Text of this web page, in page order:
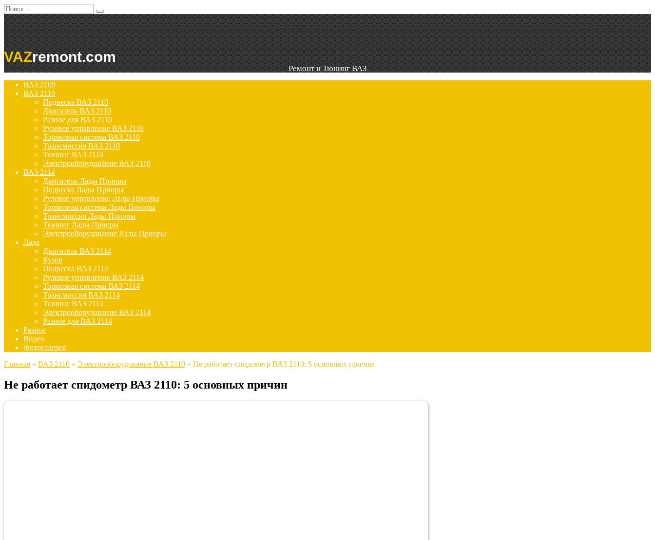
Перейти
к
содержанию
Search
for:
VAZremont.com
Ремонт и Тюнинг ВАЗ
ВАЗ 2109
ВАЗ 2110
Подвеска ВАЗ 2110
Двигатель ВАЗ 2110
Разное для ВАЗ 2110
Рулевое управление ВАЗ 2110
Тормозная система ВАЗ 2110
Трансмиссия ВАЗ 2110
Тюнинг ВАЗ 2110
Электрооборудование ВАЗ 2110
ВАЗ 2114
Двигатель Лады Приоры
Подвеска Лады Приоры
Рулевое управление Лады Приоры
Тормозная система Лады Приоры
Трансмиссия Лады Приоры
Тюнинг Лады Приоры
Электрооборудование Лады Приоры
Лада
Двигатель ВАЗ 2114
Кузов
Подвеска ВАЗ 2114
Рулевое управление ВАЗ 2114
Тормозная система ВАЗ 2114
Трансмиссия ВАЗ 2114
Тюнинг ВАЗ 2114
Электрооборудование ВАЗ 2114
Разное для ВАЗ 2114
Разное
Видео
Фотогалерея
Главная » ВАЗ 2110 » Электрооборудование ВАЗ 2110 » Не работает спидометр ВАЗ 2110: 5 основных причин
Не работает спидометр ВАЗ 2110: 5 основных причин